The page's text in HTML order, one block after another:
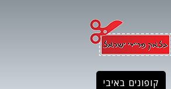
קופונים באיבי